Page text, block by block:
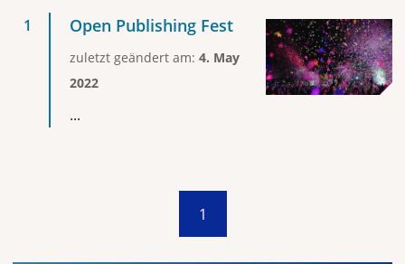
Open Publishing Fest
zuletzt geändert am: 4. May
2022
...
1